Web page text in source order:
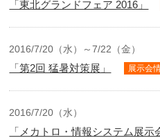
「東北グランドフェア 2016」
2016/7/20（水）～7/22（金）
「第2回 猛暑対策展」 展示会
2016/7/20（水）
「メカトロ・情報システム展示